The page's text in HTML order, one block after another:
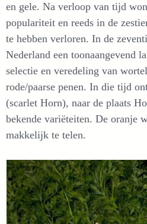
en gele. Na verloop van tijd
populariteit en reeds in de
te hebben verloren. In de
Nederland een toonaangevend
selectie en veredeling van
rode/paarse penen. In die tijd
(scarlet Horn), naar de plaats
bekende variëteiten. De oranje
makkelijk te telen.